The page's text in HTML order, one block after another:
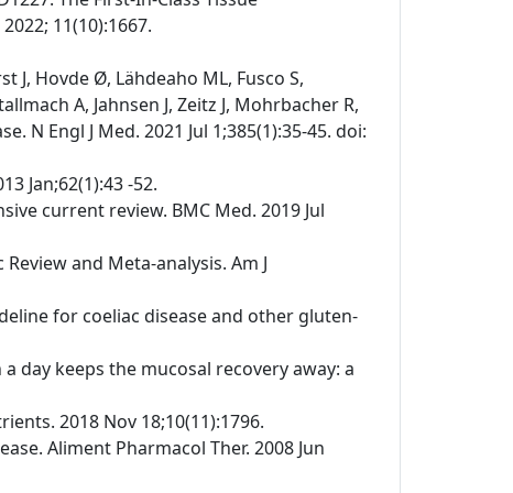
11(10):1667.
J, Hovde Ø, Lähdeaho ML, Fusco S,
A, Jahnsen J, Zeitz J, Mohrbacher R,
N Engl J Med. 2021 Jul 1;385(1):35-45. doi:
Jan;62(1):43 -52.
current review. BMC Med. 2019 Jul
and Meta-analysis. Am J
for coeliac disease and other gluten-
a day keeps the mucosal recovery away: a
2018 Nov 18;10(11):1796.
Aliment Pharmacol Ther. 2008 Jun